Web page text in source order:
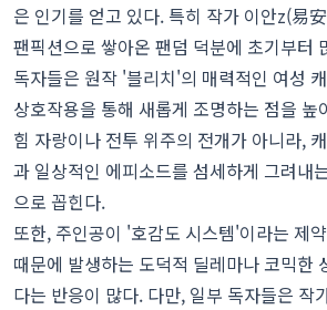
은 인기를 얻고 있다. 특히 작가 이안z(易
팬픽션으로 쌓아온 팬덤 덕분에 초기부터
독자들은 원작 '블리치'의 매력적인 여성
상호작용을 통해 새롭게 조명하는 점을 높
힘 자랑이나 전투 위주의 전개가 아니라,
과 일상적인 에피소드를 섬세하게 그려내
으로 꼽힌다.
또한, 주인공이 '호감도 시스템'이라는 제
때문에 발생하는 도덕적 딜레마나 코믹한
다는 반응이 많다. 다만, 일부 독자들은 작